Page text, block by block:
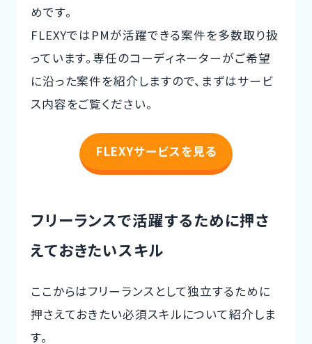
めです。
FLEXYではPMが活躍できる案件を多数取り扱
っています。専任のコーディネーターがご希望
に沿った案件を紹介しますので、まずはサービ
ス内容をご覧ください。
FLEXYサービスを見る
フリーランスで活躍するために押さ
えておきたいスキル
ここからはフリーランスとして独立するために
押さえておきたい必須スキルについて紹介しま
す。